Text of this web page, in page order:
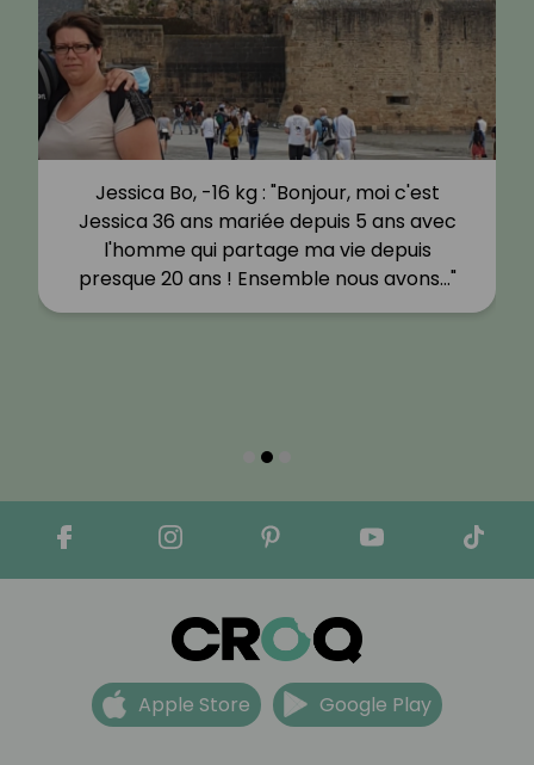
Jessica Bo, -16 kg : "Bonjour, moi c'est
Jessica 36 ans mariée depuis 5 ans avec
l'homme qui partage ma vie depuis
presque 20 ans ! Ensemble nous avons…"
Apple Store Google Play